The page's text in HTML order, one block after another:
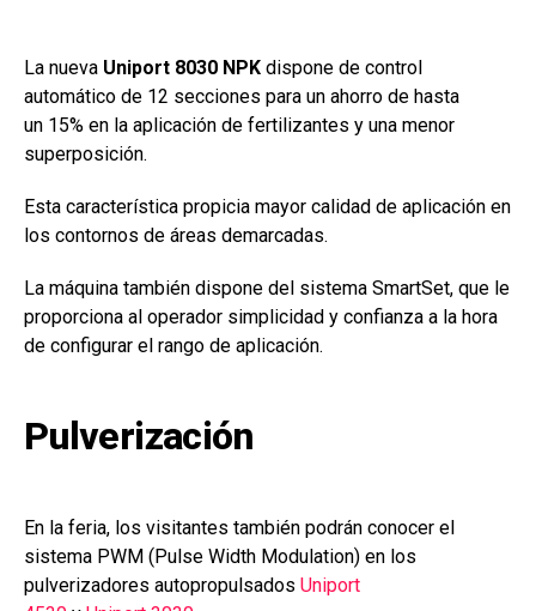
La nueva Uniport 8030 NPK dispone de control
automático de 12 secciones para un ahorro de hasta
un 15% en la aplicación de fertilizantes y una menor
superposición.
Esta característica propicia mayor calidad de aplicación en
los contornos de áreas demarcadas.
La máquina también dispone del sistema SmartSet, que le
proporciona al operador simplicidad y confianza a la hora
de configurar el rango de aplicación.
Pulverización
En la feria, los visitantes también podrán conocer el
sistema PWM (Pulse Width Modulation) en los
pulverizadores autopropulsados Uniport